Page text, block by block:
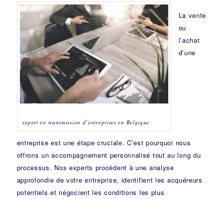
expert en transmission d’entreprises en Belgique
La vente
ou
l’achat
d’une
entreprise est une étape cruciale. C’est pourquoi nous
offrons un accompagnement personnalisé tout au long du
processus. Nos experts procèdent à une analyse
approfondie de votre entreprise, identifient les acquéreurs
potentiels et négocient les conditions les plus